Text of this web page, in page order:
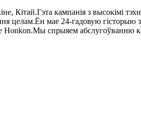
Кітай.Гэта кампанія з высокімі
целам.Ён мае 24-гадовую гісторыю
Honkon.Мы спрыяем абслугоўванню